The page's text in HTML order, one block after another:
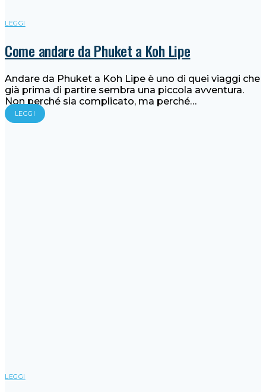
LEGGI
Come andare da Phuket a Koh Lipe
Andare da Phuket a Koh Lipe è uno di quei viaggi che
già prima di partire sembra una piccola avventura.
Non perché sia complicato, ma perché…
LEGGI
LEGGI